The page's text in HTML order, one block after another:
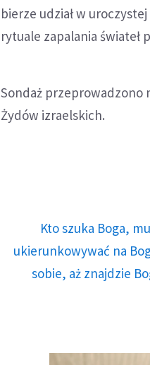
bierze udział w
rytuale zapalania świateł
Sondaż przeprowadzono
Żydów izraelskich.
Kto szuka Boga,
ukierunkowywać na
sobie, aż znajdzie